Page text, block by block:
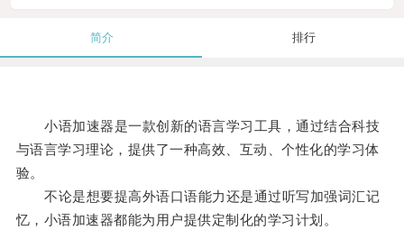
简介 排行
小语加速器是一款创新的语言学习工具，通过结合科技
与语言学习理论，提供了一种高效、互动、个性化的学习体
验。
不论是想要提高外语口语能力还是通过听写加强词汇记
忆，小语加速器都能为用户提供定制化的学习计划。